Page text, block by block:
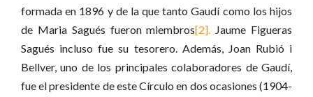
formada en 1896 y de la que tanto Gaudí como los hijos
de Maria Sagués fueron miembros[2]. Jaume Figueras
Sagués incluso fue su tesorero. Además, Joan Rubió i
Bellver, uno de los principales colaboradores de Gaudí,
fue el presidente de este Círculo en dos ocasiones (1904-